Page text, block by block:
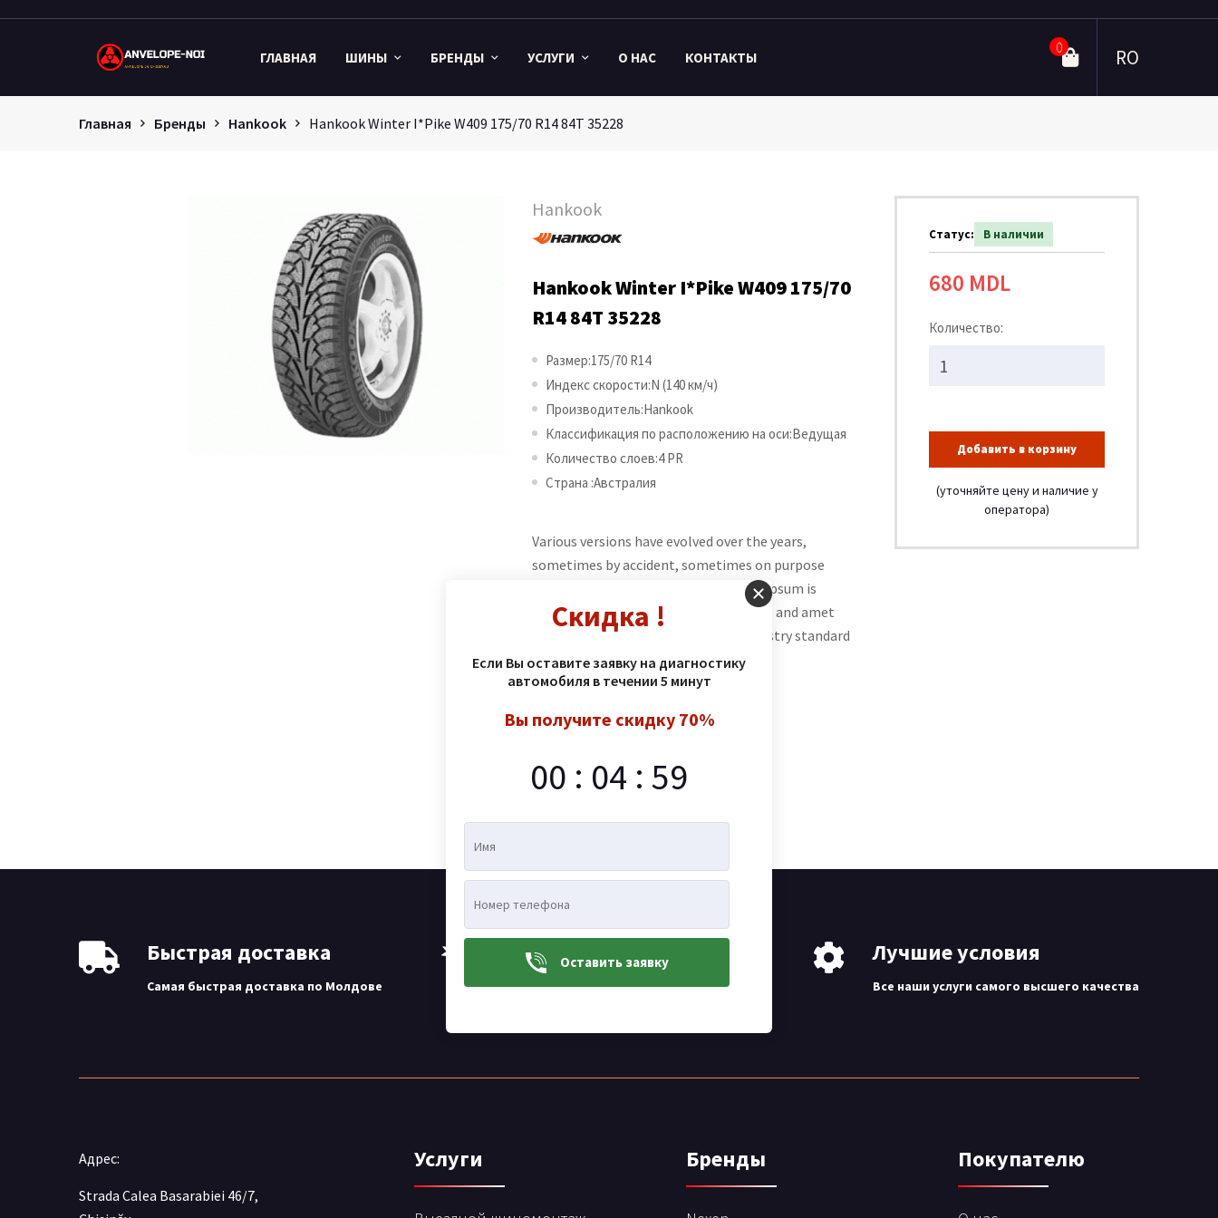
ГЛАВНАЯ ШИНЫ БРЕНДЫ УСЛУГИ О НАС КОНТАКТЫ
0 RO
Главная Бренды Hankook Hankook Winter I*Pike W409 175/70 R14 84T 35228
Hankook
Hankook Winter I*Pike W409 175/70
R14 84T 35228
Размер:175/70 R14
Индекс скорости:N (140 км/ч)
Производитель:Hankook
Классификация по расположению на оси:Ведущая
Количество слоев:4 PR
Страна :Австралия
Various versions have evolved over the years,
sometimes by accident, sometimes on purpose
(injected humour and the like).Lorem Ipsum is
simply dummy texting of the printings and amet
industry. Simply Dummy has been industry standard
of the printing and typesetting.
1006
Зимние шины
Статус: В наличии
680 MDL
Количество:
Добавить в корзину
(уточняйте цену и наличие у
оператора)
Быстрая доставка
Самая быстрая доставка по Молдове
24/24
Предоставляем наши услуги 24 часа в
Лучшие условия
Все наши услуги самого высшего качества
Адрес:
Strada Calea Basarabiei 46/7,
Услуги Бренды Покупателю
Скидка !
Если Вы оставите заявку на диагностику
автомобиля в течении 5 минут
Вы получите скидку 70%
00 : 04 : 58
Оставить заявку